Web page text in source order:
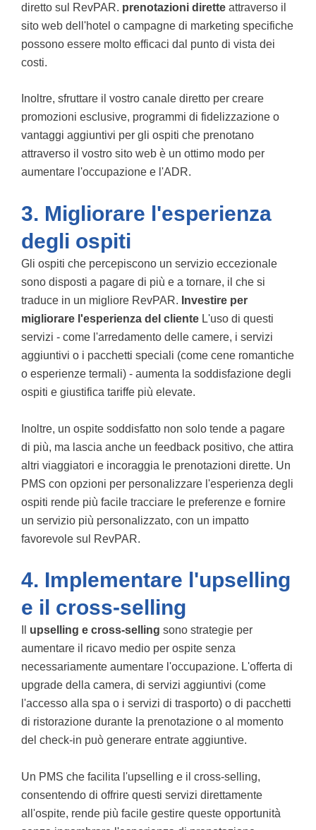
diretto sul RevPAR. prenotazioni dirette attraverso il
sito web dell'hotel o campagne di marketing specifiche
possono essere molto efficaci dal punto di vista dei
costi.
Inoltre, sfruttare il vostro canale diretto per creare
promozioni esclusive, programmi di fidelizzazione o
vantaggi aggiuntivi per gli ospiti che prenotano
attraverso il vostro sito web è un ottimo modo per
aumentare l'occupazione e l'ADR.
3. Migliorare l'esperienza
degli ospiti
Gli ospiti che percepiscono un servizio eccezionale
sono disposti a pagare di più e a tornare, il che si
traduce in un migliore RevPAR. Investire per
migliorare l'esperienza del cliente L'uso di questi
servizi - come l'arredamento delle camere, i servizi
aggiuntivi o i pacchetti speciali (come cene romantiche
o esperienze termali) - aumenta la soddisfazione degli
ospiti e giustifica tariffe più elevate.
Inoltre, un ospite soddisfatto non solo tende a pagare
di più, ma lascia anche un feedback positivo, che attira
altri viaggiatori e incoraggia le prenotazioni dirette. Un
PMS con opzioni per personalizzare l'esperienza degli
ospiti rende più facile tracciare le preferenze e fornire
un servizio più personalizzato, con un impatto
favorevole sul RevPAR.
4. Implementare l'upselling
e il cross-selling
upselling e cross-selling sono strategie per
aumentare il ricavo medio per ospite senza
necessariamente aumentare l'occupazione. L'offerta di
upgrade della camera, di servizi aggiuntivi (come
l'accesso alla spa o i servizi di trasporto) o di pacchetti
di ristorazione durante la prenotazione o al momento
del check-in può generare entrate aggiuntive.
Un PMS che facilita l'upselling e il cross-selling,
consentendo di offrire questi servizi direttamente
all'ospite, rende più facile gestire queste opportunità